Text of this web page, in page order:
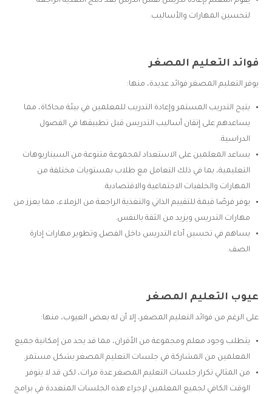
لتحسين المهارات والأساليب.
فوائد التعليم المصغر
يوفر التعليم المصغر فوائد عديدة، منها:
يتيح التدريب المستمر وإعادة التدريب للمعلمين في بيئة محاكاة، مما
يساعدهم على إتقان أساليب التدريس قبل تطبيقها في الفصول
الدراسية.
يساعد المعلمين على الاستعداد لمجموعة متنوعة من السيناريوهات
التعليمية، بما في ذلك التعامل مع طلاب بمستويات مختلفة من
المهارات والخلفيات الاجتماعية والاقتصادية.
يوفر فرصًا قيمة للتقييم الذاتي والتغذية الراجعة من الزملاء، مما يعزز من
مهارات التدريس ويزيد من الثقة بالنفس.
يساهم في تحسين أداء التدريس داخل الفصل وتطوير مهارات إدارة
الصف.
عيوب التعليم المصغر
على الرغم من فوائد التعليم المصغر، إلا أن له بعض العيوب، منها:
يتطلب وجود معلم ومجموعة من الأقران، مما قد يحد من إمكانية جميع
المعلمين من المشاركة في جلسات التعليم المصغر بشكل مستمر.
من المثالي تكرار جلسات التعليم المصغر عدة مرات، لكن قد لا يتوفر
الوقت الكافي لجميع المعلمين لإجراء هذه الجلسات المتعددة في برامج